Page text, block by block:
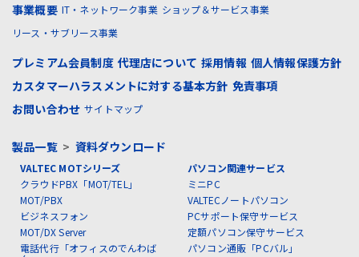
事業概要 IT・ネットワーク事業 ショップ＆サービス事業
リース・サブリース事業
プレミアム会員制度 代理店について 採用情報 個人情報保護方針
カスタマーハラスメントに対する基本方針 免責事項
お問い合わせ サイトマップ
製品一覧> 資料ダウンロード
VALTEC MOTシリーズ
クラウドPBX「MOT/TEL」
MOT/PBX
ビジネスフォン
MOT/DX Server
電話代行「オフィスのでんわば
パソコン関連サービス
ミニPC
VALTECノートパソコン
PCサポート保守サービス
定額パソコン保守サービス
パソコン通販「PCバル」